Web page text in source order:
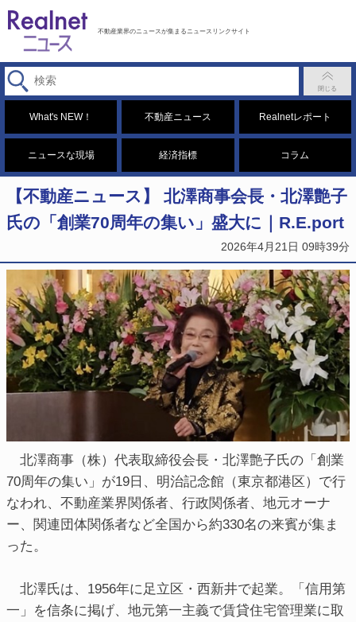
不動産業界のニュースが集まるニュースリンクサイト
What's NEW！ 不動産ニュース Realnetレポート
ニュースな現場 経済指標 コラム
【不動産ニュース】 北澤商事会長・北澤艶子
氏の「創業70周年の集い」盛大に｜R.E.port
2026年4月21日 09時39分
北澤商事（株）代表取締役会長・北澤艶子氏の「創業
70周年の集い」が19日、明治記念館（東京都港区）で行
なわれ、不動産業界関係者、行政関係者、地元オーナ
ー、関連団体関係者など全国から約330名の来賓が集ま
った。
北澤氏は、1956年に足立区・西新井で起業。「信用第
一」を信条に掲げ、地元第一主義で賃貸住宅管理業に取